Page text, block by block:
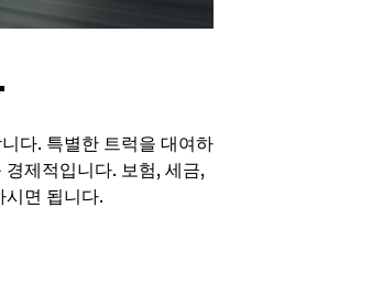
다. 특별한 트럭을 대여하
제적입니다. 보험, 세금,
시면 됩니다.